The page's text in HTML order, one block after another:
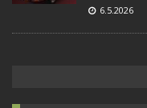
6.5.2026